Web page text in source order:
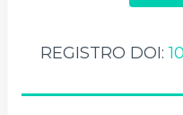
REGISTRO DOI: